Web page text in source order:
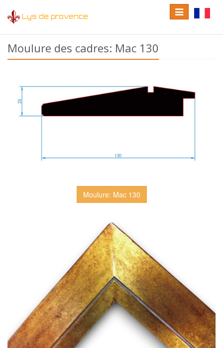
Lys de provence
language
Toggle
navigation
Moulure des cadres: Mac 130
Moulure: Mac 130